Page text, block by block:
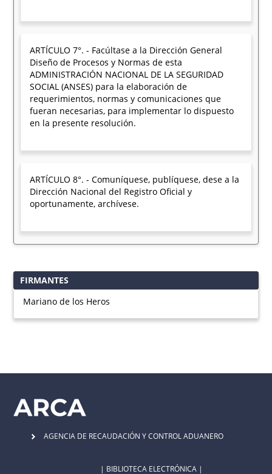
ARTÍCULO 7°. - Facúltase a la Dirección General
Diseño de Procesos y Normas de esta
ADMINISTRACIÓN NACIONAL DE LA SEGURIDAD
SOCIAL (ANSES) para la elaboración de
requerimientos, normas y comunicaciones que
fueran necesarias, para implementar lo dispuesto
en la presente resolución.
ARTÍCULO 8°. - Comuníquese, publíquese, dese a la
Dirección Nacional del Registro Oficial y
oportunamente, archívese.
FIRMANTES
Mariano de los Heros
AGENCIA DE RECAUDACIÓN Y CONTROL ADUANERO
| BIBLIOTECA ELECTRÓNICA |